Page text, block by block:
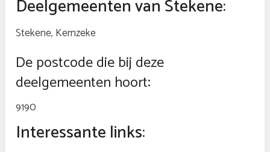
Deelgemeenten van Stekene:
Stekene, Kemzeke
De postcode die bij deze
deelgemeenten hoort:
9190
Interessante links: